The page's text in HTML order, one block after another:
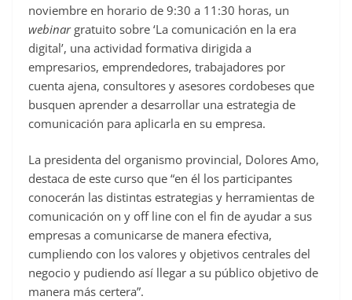
noviembre en horario de 9:30 a 11:30 horas, un
webinargratuito sobre ‘La comunicación en la era
digital’, una actividad formativa dirigida a
empresarios, emprendedores, trabajadores por
cuenta ajena, consultores y asesores cordobeses que
busquen aprender a desarrollar una estrategia de
comunicación para aplicarla en su empresa.
La presidenta del organismo provincial, Dolores Amo,
destaca de este curso que “en él los participantes
conocerán las distintas estrategias y herramientas de
comunicación on y off line con el fin de ayudar a sus
empresas a comunicarse de manera efectiva,
cumpliendo con los valores y objetivos centrales del
negocio y pudiendo así llegar a su público objetivo de
manera más certera”.